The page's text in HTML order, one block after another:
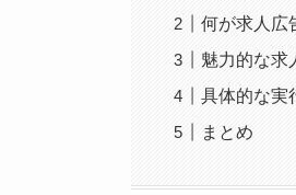
何が求人広
魅力的な求
具体的な実
まとめ